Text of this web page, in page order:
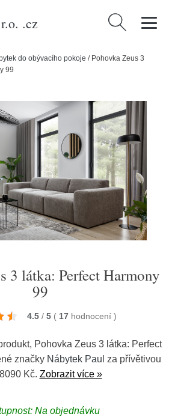
.cz Vyhledávání
do obývacího pokoje / Pohovka Zeus 3
99
3 látka: Perfect Harmony
99
4.5 / 5 ( 17 hodnocení )
Pohovka Zeus 3 látka: Perfect
značky Nábytek Paul za přívětivou
Kč. Zobrazit více »
Na objednávku